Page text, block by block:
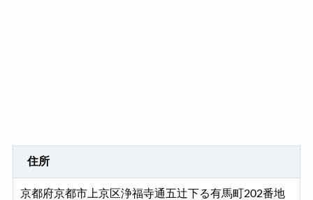
住所
京都府京都市上京区浄福寺通五辻下る有馬町202番地